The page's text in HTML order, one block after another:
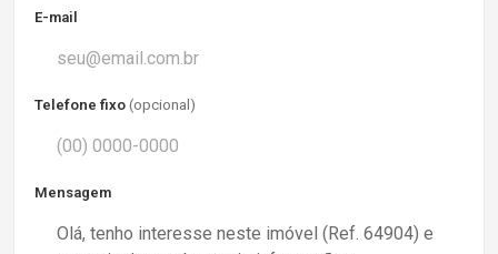
E-mail
Telefone fixo (opcional)
Mensagem